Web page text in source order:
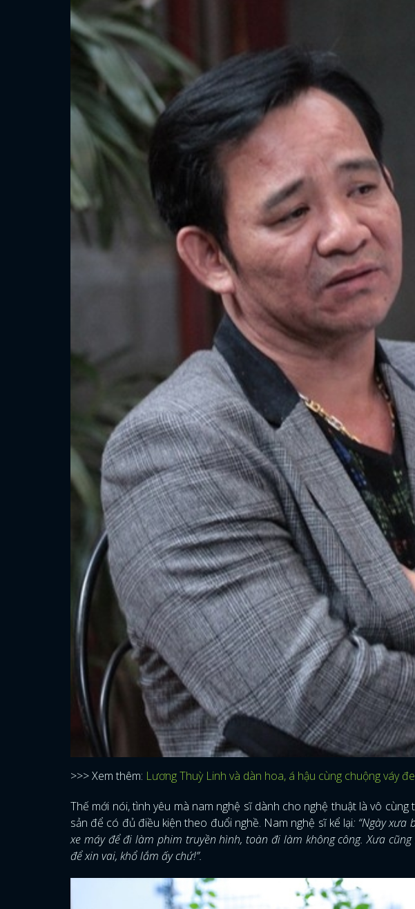
>>> Xem thêm: Lương Thuỳ Linh và dàn hoa, á hậu cùng chuộng váy
Thế mới nói, tình yêu mà nam nghệ sĩ dành cho nghệ thuật là vô
sản để có đủ điều kiện theo đuổi nghề. Nam nghệ sĩ kể lại: “Ngày xưa
xe máy để đi làm phim truyền hình, toàn đi làm không công. Xưa
để xin vai, khổ lắm ấy chứ!”.